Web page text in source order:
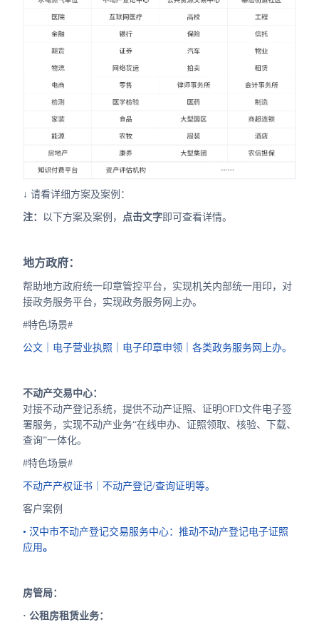
↓ 请看详细方案及案例：
注： 以下方案及案例， 点击文字即可查看详情。
地方政府：
帮助地方政府统一印章管控平台，实现机关内部统一用印，对
接政务服务平台，实现政务服务网上办。
#特色场景#
公文｜电子营业执照｜电子印章申领｜各类政务服务网上办。
不动产交易中心：
对接不动产登记系统，提供不动产证照、证明OFD文件电子签
署服务，实现不动产业务“在线申办、证照领取、核验、下载、
查询”一体化。
#特色场景#
不动产产权证书｜不动产登记/查询证明等。
客户案例
• 汉中市不动产登记交易服务中心：推动不动产登记电子证照
应用。
房管局：
· 公租房租赁业务：